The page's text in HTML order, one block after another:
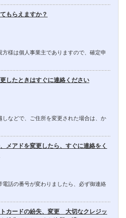
もらえますか？
様は個人事業主でありますので、確定申
したときはすぐに連絡ください
などで、ご住所を変更された場合は、か
メアドを変更したら、すぐに連絡をく
話の番号が変わりましたら、必ず御連絡
カードの紛失、変更 大切なクレジッ